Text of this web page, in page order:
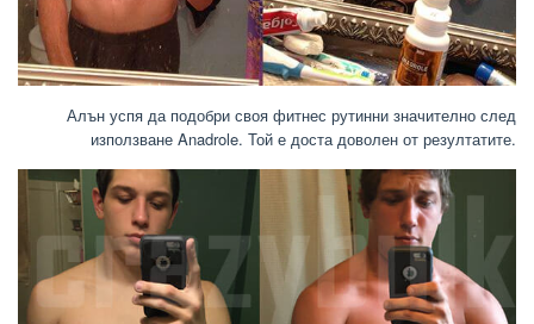
Алън успя да подобри своя фитнес рутинни значително след
използване Anadrole. Той е доста доволен от резултатите.